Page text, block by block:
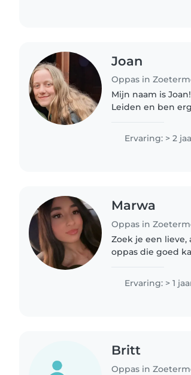
Joan
Oppas in
Mijn naam is
Leiden en ben
spelen maar kijk..
Ervaring: > 2
Marwa
Oppas in
Zoek je een lieve,
oppas die goed
bedenkt altijd
Ervaring: > 1
Britt
Oppas in